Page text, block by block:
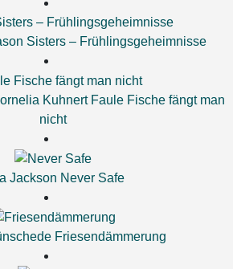
Sisters – Frühlingsgeheimnisse
Kuhnert Faule Fische fängt man
nicht
Jackson Never Safe
Friesendämmerung